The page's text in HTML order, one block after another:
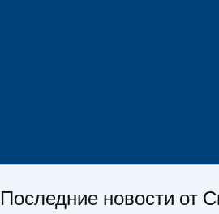
Последние новости от